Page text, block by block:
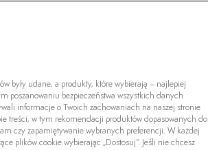
TIMBERLAND
były udane, a produkty, które wybierają – najlepiej
poszanowaniu bezpieczeństwa wszystkich danych
informacje o Twoich zachowaniach na naszej stronie
treści, w tym rekomendacji produktów dopasowanych do
czy zapamiętywanie wybranych preferencji. W każdej
plików cookie wybierając „Dostosuj”. Jeśli nie chcesz